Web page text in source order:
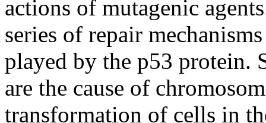
actions of mutagenic
series of repair
played by the p53 protein.
are the cause of
transformation of cells in